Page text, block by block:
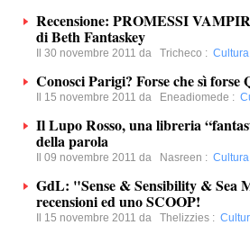
Recensione: PROMESSI
di Beth Fantaskey
Il 30 novembre 2011 da Tricheco : Cultura
Conosci Parigi? Forse che sì forse
Il 15 novembre 2011 da Eneadiomede :
Il Lupo Rosso, una libreria
della parola
Il 09 novembre 2011 da Nasreen : Cultura
GdL: "Sense & Sensibility & Sea
recensioni ed uno SCOOP!
Il 15 novembre 2011 da Thelizzies :